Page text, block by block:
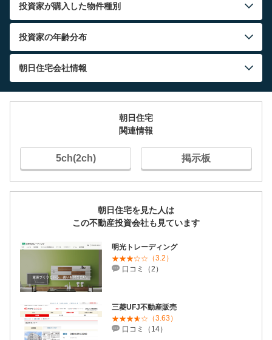
投資家が購入した物件種別
投資家の年齢分布
朝日住宅会社情報
朝日住宅
関連情報
5ch(2ch) 掲示板
朝日住宅を見た人は
この不動産投資会社も見ています
明光トレーディング
（3.2）
口コミ（2）
三菱UFJ不動産販売
（3.63）
口コミ（14）